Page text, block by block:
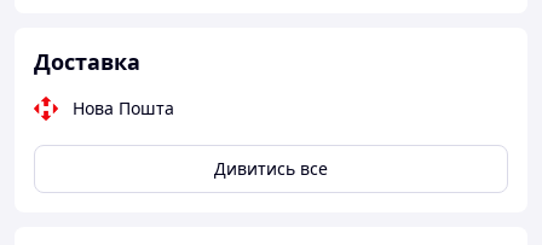
Доставка
Нова Пошта
Дивитись все